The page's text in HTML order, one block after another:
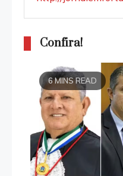
Confira!
6 MINS READ